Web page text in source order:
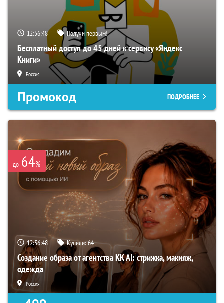
12:56:47 Получи первым!
Бесплатный доступ до 45 дней к сервису «Яндекс
Книги»
Россия
Промокод ПОДРОБНЕЕ
до 64%
12:56:47 Купили:64
Создание образа от агентства KK AI: стрижка, макияж,
одежда
Россия